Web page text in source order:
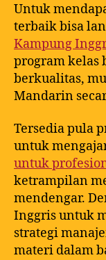
Untuk
terbaik bisa
Kampung
program kelas
berkualitas,
Mandarin
Tersedia pula
untuk
untuk
ketrampilan
mendengar.
Inggris untuk
strategi
materi dalam